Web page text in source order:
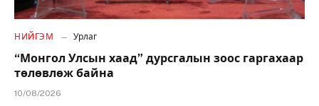
НИЙГЭМ Урлаг
“Монгол Улсын хаад” дурсгалын зоос гаргахаар
төлөвлөж байна
10/08/2026